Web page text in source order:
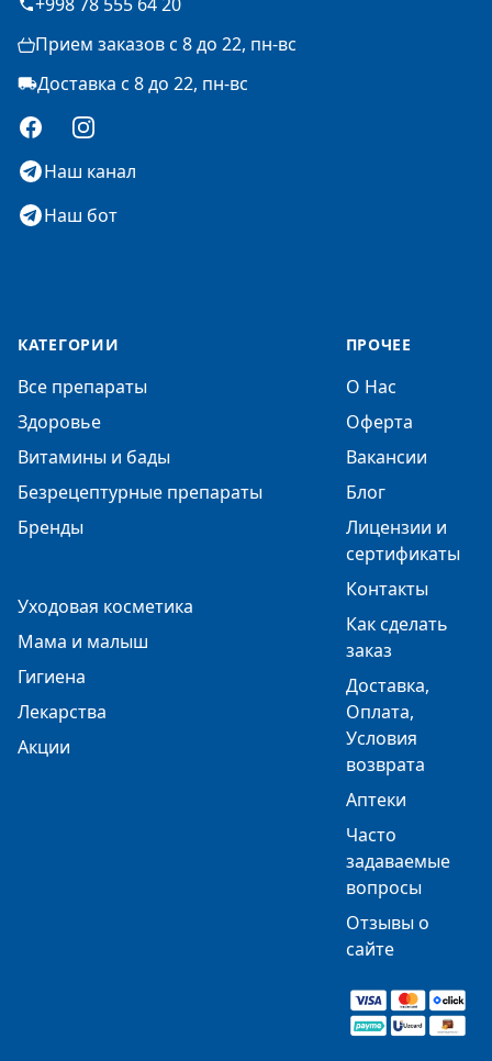
Прием заказов с 8 до 22, пн-вс
Доставка с 8 до 22, пн-вс
FacebookInstagram
Наш канал
Наш бот
КАТЕГОРИИ
Все препараты
Здоровье
Витамины и бады
Безрецептурные препараты
Бренды
Уходовая косметика
Мама и малыш
Гигиена
Лекарства
Акции
ПРОЧЕЕ
О Нас
Оферта
Вакансии
Блог
Лицензии и
сертификаты
Контакты
Как сделать
заказ
Доставка,
Оплата,
Условия
возврата
Аптеки
Часто
задаваемые
вопросы
Отзывы о
сайте